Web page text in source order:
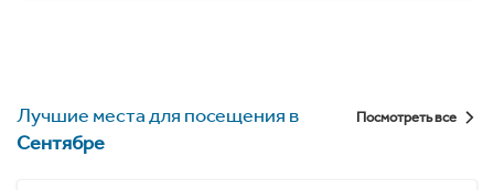
Лучшие места для посещения в
Сентябре
Посмотреть все